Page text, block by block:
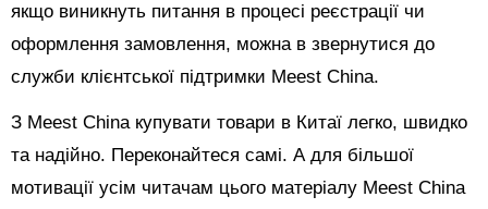
якщо виникнуть питання в процесі реєстрації чи
оформлення замовлення, можна в звернутися до
служби клієнтської підтримки Meest China.
З Meest China купувати товари в Китаї легко, швидко
та надійно. Переконайтеся самі. А для більшої
мотивації усім читачам цього матеріалу Meest China